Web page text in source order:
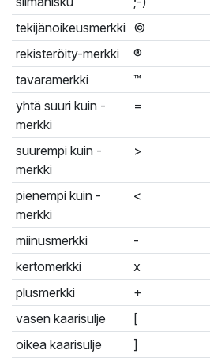
tekijänoikeusmerkki ©
rekisteröity-merkki
®
tavaramerkki
™
yhtä suuri kuin -
merkki
=
suurempi kuin -
merkki
>
pienempi kuin -
merkki
<
miinusmerkki
-
kertomerkki
x
plusmerkki
+
vasen kaarisulje
[
oikea kaarisulje
]